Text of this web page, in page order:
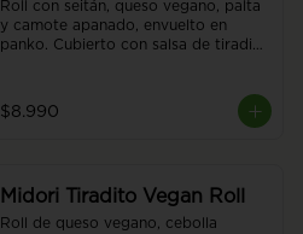
Roll con seitán, queso vegano, palta
y camote apanado, envuelto en
panko. Cubierto con salsa de tiradito
$8.990
Midori Tiradito Vegan Roll
Roll de queso vegano, cebolla